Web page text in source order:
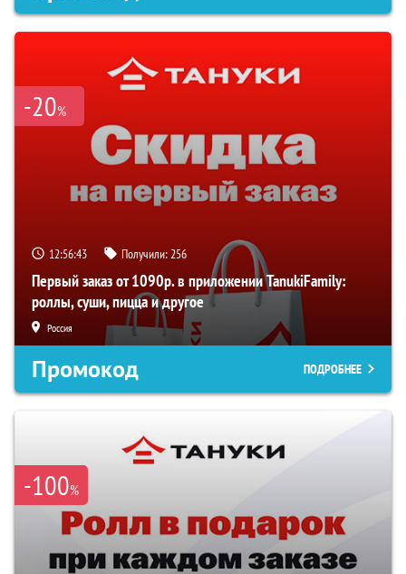
-20%
12:56:43 Получили:256
Первый заказ от 1090р. в приложении TanukiFamily:
роллы, суши, пицца и другое
Россия
Промокод ПОДРОБНЕЕ
-100%